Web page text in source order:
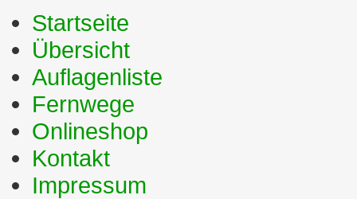
Startseite
Übersicht
Auflagenliste
Fernwege
Onlineshop
Kontakt
Impressum